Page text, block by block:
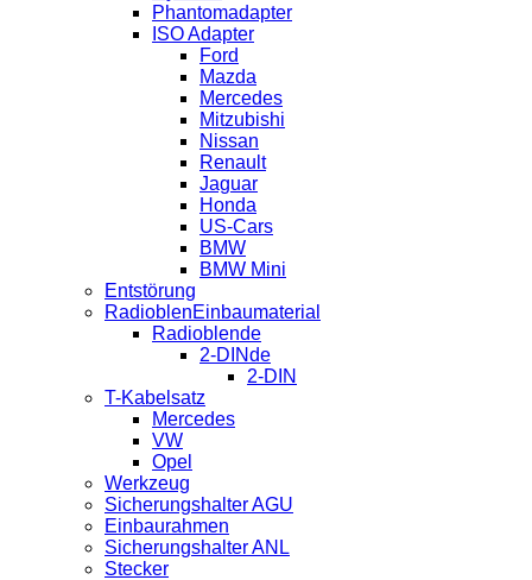
Phantomadapter
ISO Adapter
Ford
Mazda
Mercedes
Mitzubishi
Nissan
Renault
Jaguar
Honda
US-Cars
BMW
BMW Mini
Entstörung
RadioblenEinbaumaterial
Radioblende
2-DINde
2-DIN
T-Kabelsatz
Mercedes
VW
Opel
Werkzeug
Sicherungshalter AGU
Einbaurahmen
Sicherungshalter ANL
Stecker